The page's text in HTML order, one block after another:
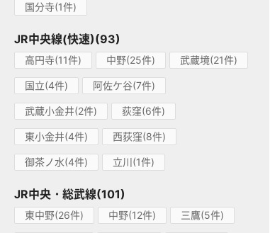
国分寺(1件)
JR中央線(快速)(93)
高円寺(11件) 中野(25件) 武蔵境(21件)
国立(4件) 阿佐ケ谷(7件)
武蔵小金井(2件) 荻窪(6件)
東小金井(4件) 西荻窪(8件)
御茶ノ水(4件) 立川(1件)
JR中央・総武線(101)
東中野(26件) 中野(12件) 三鷹(5件)